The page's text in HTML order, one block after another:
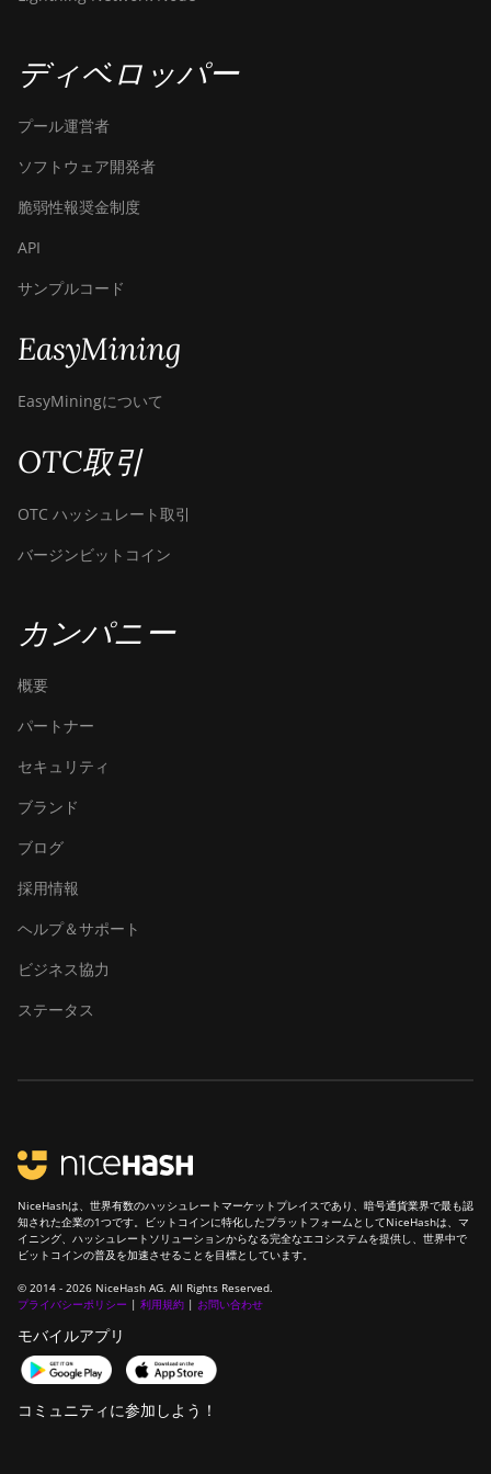
ディベロッパー
プール運営者
ソフトウェア開発者
脆弱性報奨金制度
API
サンプルコード
EasyMining
EasyMiningについて
OTC取引
OTC ハッシュレート取引
バージンビットコイン
カンパニー
概要
パートナー
セキュリティ
ブランド
ブログ
採用情報
ヘルプ＆サポート
ビジネス協力
ステータス
NiceHashは、世界有数のハッシュレートマーケットプレイスであり、暗号通貨業界で最も認
知された企業の1つです。ビットコインに特化したプラットフォームとしてNiceHashは、マ
イニング、ハッシュレートソリューションからなる完全なエコシステムを提供し、世界中で
ビットコインの普及を加速させることを目標としています。
© 2014 - 2026 NiceHash AG. All Rights Reserved.
プライバシーポリシー | 利用規約 | お問い合わせ
モバイルアプリ
コミュニティに参加しよう！